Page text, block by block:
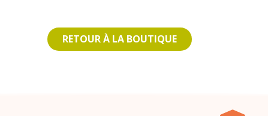
RETOUR À LA BOUTIQUE